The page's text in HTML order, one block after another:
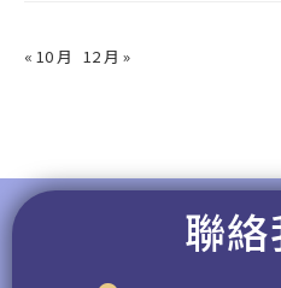
« 10 月 12 月 »
聯